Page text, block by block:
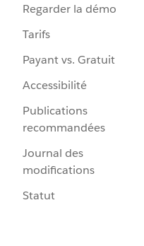
Regarder la démo
Tarifs
Payant vs. Gratuit
Accessibilité
Publications
recommandées
Journal des
modifications
Statut